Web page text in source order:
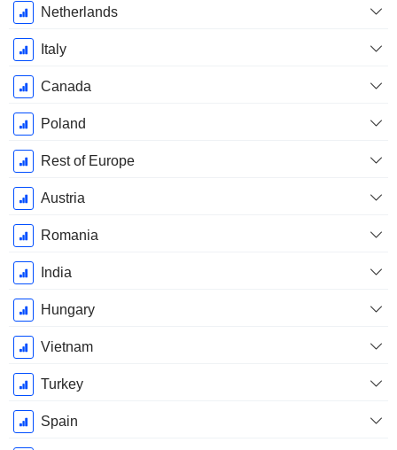
Netherlands
Italy
Canada
Poland
Rest of Europe
Austria
Romania
India
Hungary
Vietnam
Turkey
Spain